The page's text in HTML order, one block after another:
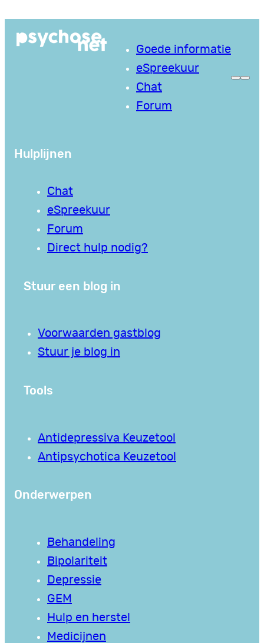
naar
Goede informatie
eSpreekuur
Chat
Forum
Hulplijnen
Chat
eSpreekuur
Forum
Direct hulp nodig?
Stuur een blog in
Voorwaarden gastblog
Stuur je blog in
Tools
Antidepressiva Keuzetool
Antipsychotica Keuzetool
Onderwerpen
Behandeling
Bipolariteit
Depressie
GEM
Hulp en herstel
Medicijnen